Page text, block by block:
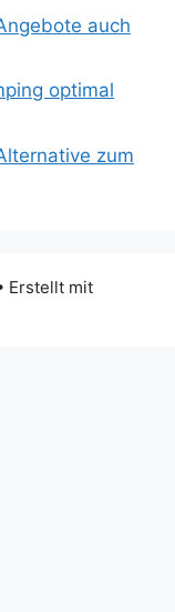
auch
optimal
zum
Erstellt mit